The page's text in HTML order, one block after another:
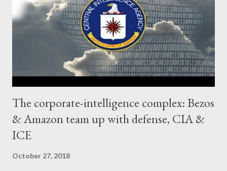
most Americans like to think it is. Very often, US foreign aid is
sort of like a boomerang. You put money nominally abroad, but
what they have to do with the money is essentially purchase
either merchandise or services from the US. And in the case of
The corporate-intelligence complex: Bezos
& Amazon team up with defense, CIA &
ICE
October 27, 2018